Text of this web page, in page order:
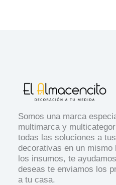
Somos una marca
multimarca y
todas las soluciones a
decorativas en un mismo
los insumos, te
deseas te enviamos los
a tu casa.